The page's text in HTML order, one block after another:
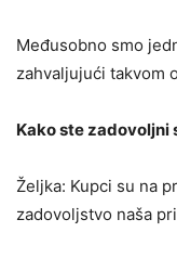
Međusobno smo
zahvaljujući takvom
Kako ste zadovoljni
Željka: Kupci su na
zadovoljstvo naša